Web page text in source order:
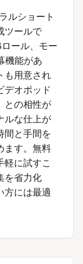
ルショート
ツールで
ール、モー
機能があ
も用意され
デオポッド
との相性が
ルな仕上が
間と手間を
ます。無料
軽に試すこ
を省力化
方には最適